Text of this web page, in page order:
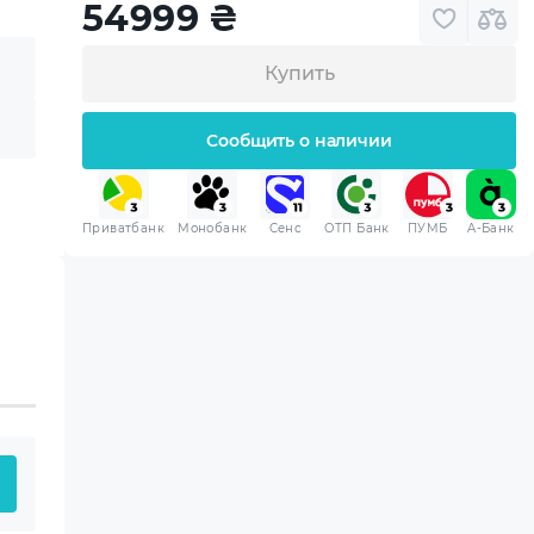
54999 ₴
Купить
Сообщить о наличии
Приватбанк Монобанк Сенс ОТП Банк ПУМБ A-Банк